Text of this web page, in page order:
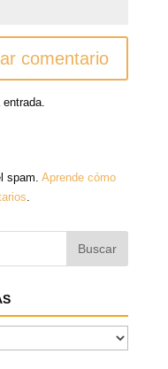
spam. Aprende cómo
.